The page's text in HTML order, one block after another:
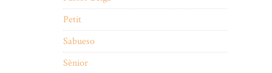
Petit
Sabueso
Sènior